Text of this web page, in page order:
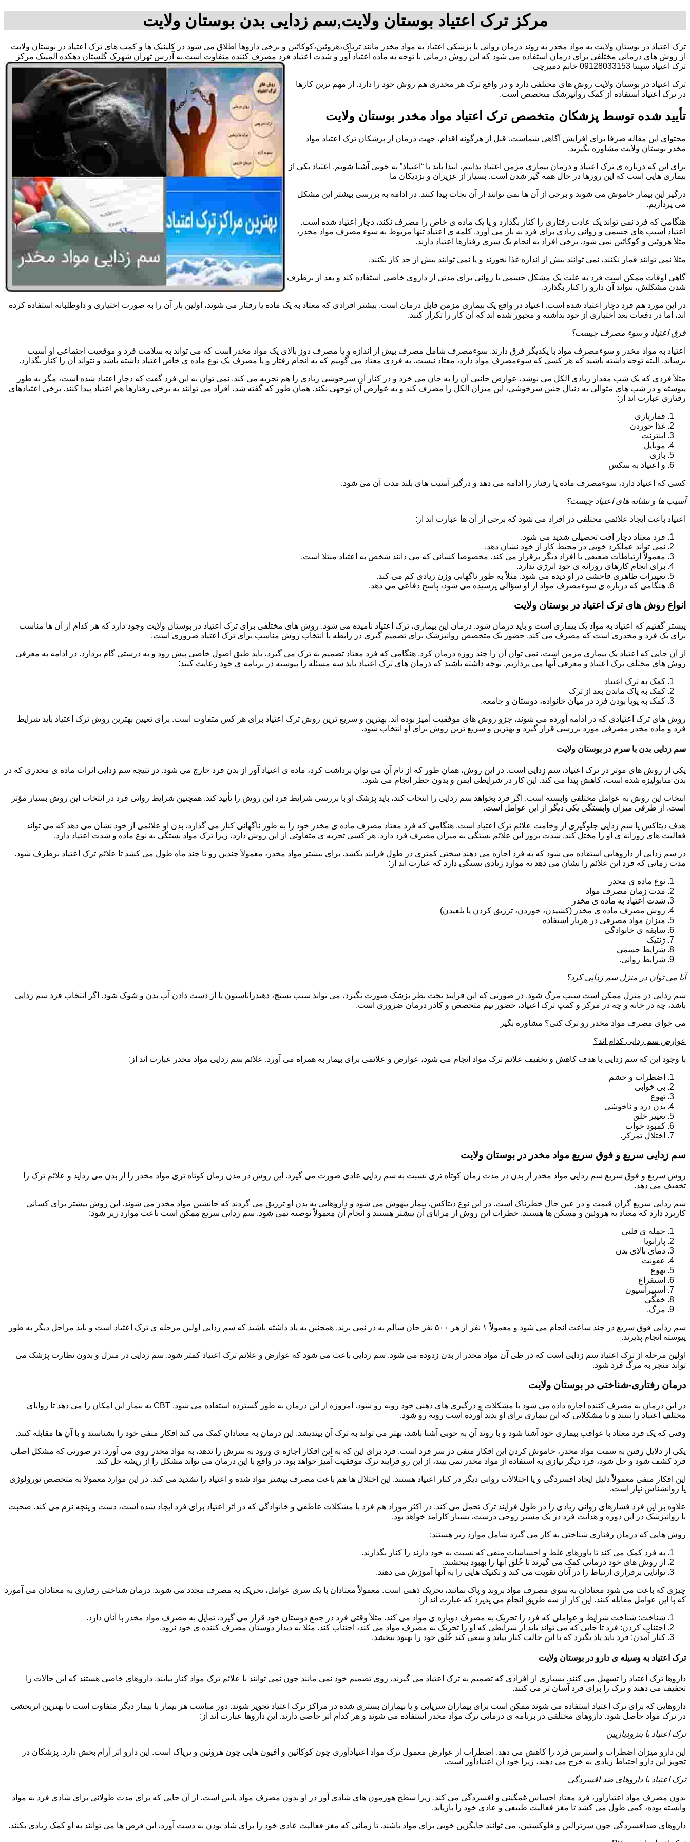
مرکز ترک اعتیاد بوستان ولایت,سم زدایی بدن بوستان ولایت
ترک اعتیاد در بوستان ولایت به مواد مخدر به روند درمان روانی یا پزشکی اعتیاد به مواد مخدر مانند تریاک،هروئین،کوکائین و برخی داروها اطلاق می شود در کلینیک ها و کمپ های ترک اعتیاد در بوستان ولایت
از روش های درمانی مختلفی برای درمان استفاده می شود که این روش درمانی با توجه به ماده اعتیاد آور و شدت اعتیاد فرد مصرف کننده متفاوت است.به آدرس تهران شهرک گلستان دهکده المپیک مرکز
ترک اعتیاد سپنتا 09128033153 خانم دمیرچی
ترک اعتیاد در بوستان ولایت روش های مختلفی دارد و در واقع ترک هر مخدری هم روش خود را دارد. از مهم ترین کارها
در ترک اعتیاد استفاده از کمک روانپزشک متخصص است.
تأیید شده توسط پزشکان متخصص ترک اعتیاد مواد مخدر بوستان ولایت
محتوای این مقاله صرفا برای افزایش آگاهی شماست. قبل از هرگونه اقدام، جهت درمان از پزشکان ترک اعتیاد مواد
مخدر بوستان ولایت مشاوره بگیرید.
برای این که درباره ی ترک اعتیاد و درمان بیماری مزمن اعتیاد بدانیم، ابتدا باید با “اعتیاد” به خوبی آشنا شویم. اعتیاد یکی از
بیماری هایی است که این روزها در حال همه گیر شدن است. بسیار از عزیزان و نزدیکان ما
درگیر این بیمار خاموش می شوند و برخی از آن ها نمی توانند از آن نجات پیدا کنند. در ادامه به بررسی بیشتر این مشکل
می پردازیم.
هنگامی که فرد نمی تواند یک عادت رفتاری را کنار بگذارد و یا یک ماده ی خاص را مصرف نکند، دچار اعتیاد شده است.
اعتیاد آسیب های جسمی و روانی زیادی برای فرد به بار می آورد. کلمه ی اعتیاد تنها مربوط به سوء مصرف مواد مخدر،
مثلا هروئین و کوکائین نمی شود. برخی افراد به انجام یک سری رفتارها اعتیاد دارند.
مثلا نمی توانند قمار نکنند، نمی توانند بیش از اندازه غذا نخورند و یا نمی توانند بیش از حد کار نکنند.
گاهی اوقات ممکن است فرد به علت یک مشکل جسمی یا روانی برای مدتی از داروی خاصی استفاده کند و بعد از برطرف
شدن مشکلش، نتواند آن دارو را کنار بگذارد.
در این مورد هم فرد دچار اعتیاد شده است. اعتیاد در واقع یک بیماری مزمن قابل درمان است. بیشتر افرادی که معتاد به یک ماده یا رفتار می شوند، اولین بار آن را به صورت اختیاری و داوطلبانه استفاده کرده
اند، اما در دفعات بعد اختیاری از خود نداشته و مجبور شده اند که آن کار را تکرار کنند.
فرق اعتیاد و سوء مصرف چیست؟
اعتیاد به مواد مخدر و سوءمصرف مواد با یکدیگر فرق دارند. سوءمصرف شامل مصرف بیش از اندازه و یا مصرف دوز بالای یک مواد مخدر است که می تواند به سلامت فرد و موقعیت اجتماعی او آسیب
برساند. البته توجه داشته باشید که هر کسی که سوءمصرف مواد دارد، معتاد نیست. به فردی معتاد می گوییم که به انجام رفتار و یا مصرف یک نوع ماده ی خاص اعتیاد داشته باشد و نتواند آن را کنار بگذارد.
مثلاً فردی که یک شب مقدار زیادی الکل می نوشد، عوارض جانبی آن را به جان می خرد و در کنار آن سرخوشی زیادی را هم تجربه می کند. نمی توان به این فرد گفت که دچار اعتیاد شده است، مگر به طور
پیوسته و در شب های متوالی به دنبال چنین سرخوشی، این میزان الکل را مصرف کند و به عوارض آن توجهی نکند. همان طور که گفته شد، افراد می توانند به برخی رفتارها هم اعتیاد پیدا کنند. برخی اعتیادهای
رفتاری عبارت اند از:
قماربازی
غذا خوردن
اینترنت
موبایل
بازی
و اعتیاد به سکس
کسی که اعتیاد دارد، سوءمصرف ماده یا رفتار را ادامه می دهد و درگیر آسیب های بلند مدت آن می شود.
آسیب ها و نشانه های اعتیاد چیست؟
اعتیاد باعث ایجاد علائمی مختلفی در افراد می شود که برخی از آن ها عبارت اند از:
فرد معتاد دچار افت تحصیلی شدید می شود.
نمی تواند عملکرد خوبی در محیط کار از خود نشان دهد.
معمولاً ارتباطات ضعیفی با افراد دیگر برقرار می کند. مخصوصا کسانی که می دانند شخص به اعتیاد مبتلا است.
برای انجام کارهای روزانه ی خود انرژی ندارد.
تغییرات ظاهری فاحشی در او دیده می شود. مثلاً به طور ناگهانی وزن زیادی کم می کند.
هنگامی که درباره ی سوءمصرف مواد از او سؤالی پرسیده می شود، پاسخ دفاعی می دهد.
انواع روش های ترک اعتیاد در بوستان ولایت
پیشتر گفتیم که اعتیاد به مواد یک بیماری است و باید درمان شود. درمان این بیماری، ترک اعتیاد نامیده می شود. روش های مختلفی برای ترک اعتیاد در بوستان ولایت وجود دارد که هر کدام از آن ها مناسب
برای یک فرد و مخدری است که مصرف می کند. حضور یک متخصص روانپزشک برای تصمیم گیری در رابطه با انتخاب روش مناسب برای ترک اعتیاد ضروری است.
از آن جایی که اعتیاد یک بیماری مزمن است، نمی توان آن را چند روزه درمان کرد. هنگامی که فرد معتاد تصمیم به ترک می گیرد، باید طبق اصول خاصی پیش رود و به درستی گام بردارد. در ادامه به معرفی
روش های مختلف ترک اعتیاد و معرفی آنها می پردازیم. توجه داشته باشید که درمان های ترک اعتیاد باید سه مسئله را پیوسته در برنامه ی خود رعایت کنند:
کمک به ترک اعتیاد
کمک به پاک ماندن بعد از ترک
کمک به پویا بودن فرد در میان خانواده، دوستان و جامعه.
روش های ترک اعتیادی که در ادامه آورده می شوند، جزو روش های موفقیت آمیز بوده اند. بهترین و سریع ترین روش ترک اعتیاد برای هر کس متفاوت است. برای تعیین بهترین روش ترک اعتیاد باید شرایط
فرد و ماده مخدر مصرفی مورد بررسی قرار گیرد و بهترین و سریع ترین روش برای او انتخاب شود.
سم زدایی بدن با سرم در بوستان ولایت
یکی از روش های موثر در ترک اعتیاد، سم زدایی است. در این روش، همان طور که از نام آن می توان برداشت کرد، ماده ی اعتیاد آور از بدن فرد خارج می شود. در نتیجه سم زدایی اثرات ماده ی مخدری که در
بدن متابولیزه شده است، کاهش پیدا می کند. این کار در شرایطی ایمن و بدون خطر انجام می شود.
انتخاب این روش به عوامل مختلفی وابسته است. اگر فرد بخواهد سم زدایی را انتخاب کند، باید پزشک او با بررسی شرایط فرد این روش را تأیید کند. همچنین شرایط روانی فرد در انتخاب این روش بسیار مؤثر
است. از طرفی میزان وابستگی یکی دیگر از این عوامل است.
هدف دیتاکس یا سم زدایی جلوگیری از وخامت علائم ترک اعتیاد است. هنگامی که فرد معتاد مصرف ماده ی مخدر خود را به طور ناگهانی کنار می گذارد، بدن او علائمی از خود نشان می دهد که می تواند
فعالیت های روزانه ی او را مختل کند. شدت بروز این علائم بستگی به میزان مصرف فرد دارد. هر کسی تجربه ی متفاوتی از این روش دارد، زیرا ترک مواد بستگی به نوع ماده و شدت اعتیاد دارد.
در سم زدایی از داروهایی استفاده می شود که به فرد اجازه می دهند سختی کمتری در طول فرایند بکشد. برای بیشتر مواد مخدر، معمولاً چندین رو تا چند ماه طول می کشد تا علائم ترک اعتیاد برطرف شود.
مدت زمانی که فرد این علائم را نشان می دهد به موارد زیادی بستگی دارد که عبارت اند از:
نوع ماده ی مخدر
مدت زمان مصرف مواد
شدت اعتیاد به ماده ی مخدر
روش مصرف ماده ی مخدر (کشیدن، خوردن، تزریق کردن یا بلعیدن)
میزان مواد مصرفی در هربار استفاده
سابقه ی خانوادگی
ژنتیک
شرایط جسمی
شرایط روانی.
آیا می توان در منزل سم زدایی کرد؟
سم زدایی در منزل ممکن است سبب مرگ شود. در صورتی که این فرایند تحت نظر پزشک صورت نگیرد، می تواند سبب تسنج، دهیدراتاسیون یا از دست دادن آب بدن و شوک شود. اگر انتخاب فرد سم زدایی
باشد، چه در خانه و چه در مرکز و کمپ ترک اعتیاد، حضور تیم متخصص و کادر درمان ضروری است.
می خوای مصرف مواد مخدر رو ترک کنی؟ مشاوره بگیر
عوارض سم زدایی کدام اند؟
با وجود این که سم زدایی با هدف کاهش و تخفیف علائم ترک مواد انجام می شود، عوارض و علائمی برای بیمار به همراه می آورد. علائم سم زدایی مواد مخدر عبارت اند از:
اضطراب و خشم
بی خوابی
تهوع
بدن درد و ناخوشی
تغییر خلق
کمبود خواب
اختلال تمرکز.
سم زدایی سریع و فوق سریع مواد مخدر در بوستان ولایت
روش سریع و فوق سریع سم زدایی مواد مخدر از بدن در مدت زمان کوتاه تری نسبت به سم زدایی عادی صورت می گیرد. این روش در مدن زمان کوتاه تری مواد مخدر را از بدن می زداید و علائم ترک را
تخفیف می دهد.
سم زدایی سریع گران قیمت و در عین حال خطرناک است. در این نوع دیتاکس، بیمار بیهوش می شود و داروهایی به بدن او تزریق می گردند که جانشین مواد مخدر می شوند. این روش بیشتر برای کسانی
کاربرد دارد که معتاد به هروئین و مسکن ها هستند. خطرات این روش از مزایای آن بیشتر هستند و انجام آن معمولاً توصیه نمی شود. سم زدایی سریع ممکن است باعث موارد زیر شود:
حمله ی قلبی
پارانویا
دمای بالای بدن
عفونت
تهوع
استفراغ
آسپیراسیون
خفگی
مرگ.
سم زدایی فوق سریع در چند ساعت انجام می شود و معمولاً ۱ نفر از هر ۵۰۰ نفر جان سالم به در نمی برند. همچنین به یاد داشته باشید که سم زدایی اولین مرحله ی ترک اعتیاد است و باید مراحل دیگر به طور
پیوسته انجام پذیرند.
اولین مرحله از ترک اعتیاد سم زدایی است که در طی آن مواد مخدر از بدن زدوده می شود. سم زدایی باعث می شود که عوارض و علائم ترک اعتیاد کمتر شود. سم زدایی در منزل و بدون نظارت پزشک می
تواند منجر به مرگ فرد شود.
درمان رفتاری-شناختی در بوستان ولایت
در این درمان به مصرف کننده اجازه داده می شود با مشکلات و درگیری های ذهنی خود روبه رو شود. امروزه از این درمان به طور گسترده استفاده می شود. CBT به بیمار این امکان را می دهد تا زوایای
مختلف اعتیاد را ببیند و با مشکلاتی که این بیماری برای او پدید آورده است روبه رو شود.
وقتی که یک فرد معتاد با عواقب بیماری خود آشنا شود و با روند آن به خوبی آشنا باشد، بهتر می تواند به ترک آن بیندیشد. این درمان به معتادان کمک می کند افکار منفی خود را بشناسند و با آن ها مقابله کنند.
یکی از دلایل رفتن به سمت مواد مخدر، خاموش کردن این افکار منفی در سر فرد است. فرد برای این که به این افکار اجازه ی ورود به سرش را ندهد، به مواد مخدر روی می آورد. در صورتی که مشکل اصلی
فرد کشف شود و حل شود، فرد دیگر نیازی به استفاده از مواد مخدر نمی بیند، از این رو فرایند ترک موفقیت آمیز خواهد بود. در واقع با این درمان می تواند مشکل را از ریشه حل کند.
این افکار منفی معمولاً دلیل ایجاد افسردگی و یا اختلالات روانی دیگر در کنار اعتیاد هستند. این اختلال ها هم باعث مصرف بیشتر مواد شده و اعتیاد را تشدید می کند. در این موارد معمولا به متخصص نورولوژی
یا روانشناس نیاز است.
علاوه بر این فرد فشارهای روانی زیادی را در طول فرایند ترک تحمل می کند. در اکثر موراد هم فرد با مشکلات عاطفی و خانوادگی که در اثر اعتیاد برای فرد ایجاد شده است، دست و پنجه نرم می کند. صحبت
با روانپزشک در این دوره و هدایت فرد در یک مسیر روحی درست، بسیار کارامد خواهد بود.
روش هایی که درمان رفتاری شناختی به کار می گیرد شامل موارد زیر هستند:
به فرد کمک می کند تا باورهای غلط و احساسات منفی که نسبت به خود دارند را کنار بگذارند.
از روش های خود درمانی کمک می گیرند تا خُلق آنها را بهبود ببخشند.
توانایی برقراری ارتباط را در آنان تقویت می کند و تکنیک هایی را به آنها آموزش می دهند.
چیزی که باعث می شود معتادان به سوی مصرف مواد بروند و پاک نمانند، تحریک ذهنی است. معمولاً معتادان با یک سری عوامل، تحریک به مصرف مجدد می شوند. درمان شناختی رفتاری به معتادان می آموزد
که با این عوامل مقابله کنند. این کار از سه طریق انجام می پذیرد که عبارت اند از:
شناخت: شناخت شرایط و عواملی که فرد را تحریک به مصرف دوباره ی مواد می کند. مثلاً وقتی فرد در جمع دوستان خود قرار می گیرد، تمایل به مصرف مواد مخدر با آنان دارد.
اجتناب کردن: فرد تا جایی که می تواند باید از شرایطی که او را تحریک به مصرف مواد می کند، اجتناب کند. مثلا به دیدار دوستان مصرف کننده ی خود نرود.
کنار آمدن: فرد باید یاد بگیرد که با این حالت کنار بیاید و سعی کند خُلق خود را بهبود ببخشد.
ترک اعتیاد به وسیله ی دارو در بوستان ولایت
داروها ترک اعتیاد را تسهیل می کنند. بسیاری از افرادی که تصمیم به ترک اعتیاد می گیرند، روی تصمیم خود نمی مانند چون نمی توانند با علائم ترک مواد کنار بیایند. داروهای خاصی هستند که این حالات را
تخفیف می دهند و ترک را برای فرد آسان تر می کنند.
داروهایی که برای ترک اعتیاد استفاده می شوند ممکن است برای بیماران سرپایی و یا بیماران بستری شده در مراکز ترک اعتیاد تجویز شوند. دوز مناسب هر بیمار با بیمار دیگر متفاوت است تا بهترین اثربخشی
در ترک مواد حاصل شود. داروهای مختلفی در برنامه ی درمانی ترک مواد مخدر استفاده می شوند و هر کدام اثر خاصی دارند. این داروها عبارت اند از:
ترک اعتیاد با بنزودیازپین
این دارو میزان اضطراب و استرس فرد را کاهش می دهد. اضطراب از عوارض معمول ترک مواد اعتیادآوری چون کوکائین و افیون هایی چون هروئین و تریاک است. این دارو اثر آرام بخش دارد. پزشکان در
تجویز این دارو احتیاط زیادی به خرج می دهند، زیرا خود آن اعتیادآور است.
ترک اعتیاد با داروهای ضد افسردگی
بدون مصرف مواد اعتیارآور، فرد معتاد احساس غمگینی و افسردگی می کند. زیرا سطح هورمون های شادی آور در او بدون مصرف مواد پایین است. از آن جایی که برای مدت طولانی برای شادی فرد به مواد
وابسته بوده، کمی طول می کشد تا مغز فعالیت طبیعی و عادی خود را بازیابد.
داروهای ضدافسردگی چون سرترالین و فلوکستین، می توانند جایگزین خوبی برای مواد باشند. تا زمانی که مغز فعالیت عادی خود را برای شاد بودن به دست آورد، این قرص ها می توانند به او کمک زیادی بکنند.